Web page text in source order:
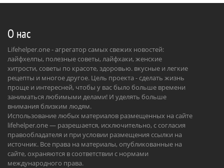
О нас
Lifehelper.one - агрегатор самых свежих новостей:
лайфхелпы, полезные советы, лайфхаки, женские
хитрости, советы по красоте, здоровью. вкусные и легкие
рецепты и многое другое. Цель проекта - сделать жизнь
проще и интересней, чтобы у вас было больше времени
заниматься любимыми делами! И уделять больше
внимания близким людям.
Использование любых материалов размещенных на сайте
lifehelper.one — разрешается, исключительно, с согласия
правообладателя и при условии размещения ссылки на
источник. Все права на материалы, опубликованные на
сайте, охраняются в соответствии с нормами
международного права.